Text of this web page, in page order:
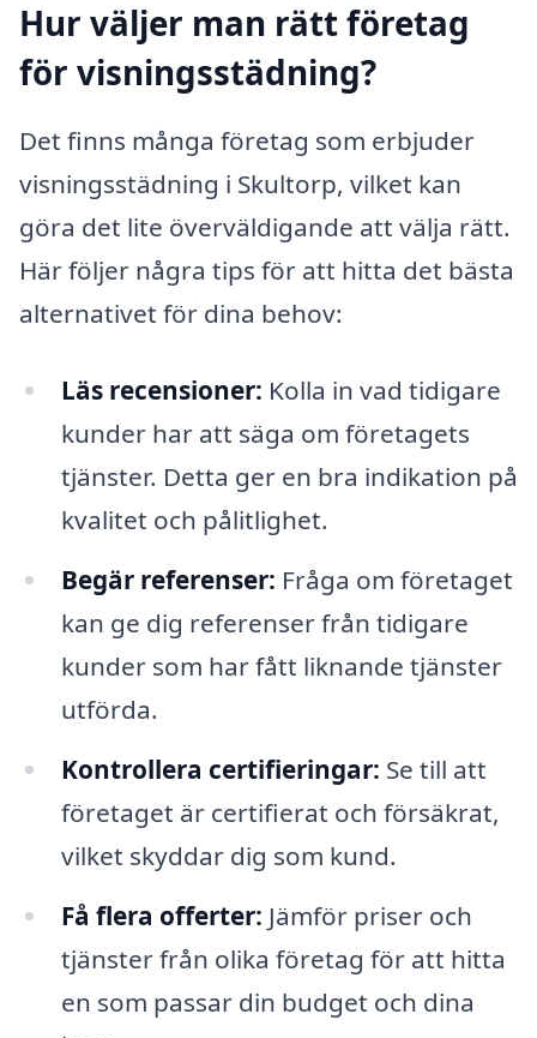
Hur väljer man rätt företag
för visningsstädning?
Det finns många företag som erbjuder
visningsstädning i Skultorp, vilket kan
göra det lite överväldigande att välja rätt.
Här följer några tips för att hitta det bästa
alternativet för dina behov:
Läs recensioner: Kolla in vad tidigare
kunder har att säga om företagets
tjänster. Detta ger en bra indikation på
kvalitet och pålitlighet.
Begär referenser: Fråga om företaget
kan ge dig referenser från tidigare
kunder som har fått liknande tjänster
utförda.
Kontrollera certifieringar: Se till att
företaget är certifierat och försäkrat,
vilket skyddar dig som kund.
Få flera offerter: Jämför priser och
tjänster från olika företag för att hitta
en som passar din budget och dina